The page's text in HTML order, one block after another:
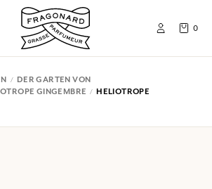
0
DER GARTEN VON
GINGEMBRE
HELIOTROPE